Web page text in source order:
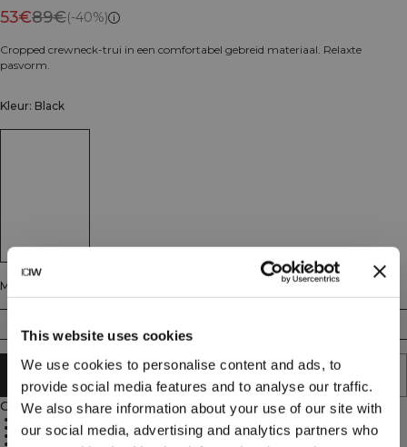
This website uses cookies
We use cookies to personalise content and ads, to
provide social media features and to analyse our traffic.
We also share information about your use of our site with
our social media, advertising and analytics partners who
53€89€(-40%)
Cropped crewneck-trui in een comfortabel gebreid materiaal. Relaxte
pasvorm.
Kleur: Black
Maat
AAN WINKELWAGENTJE TOEVOEGEN
Omschrijving
680 GSM dik geribbeld materiaal
Geborduurd ICIW-logo
Relaxte pasvorm